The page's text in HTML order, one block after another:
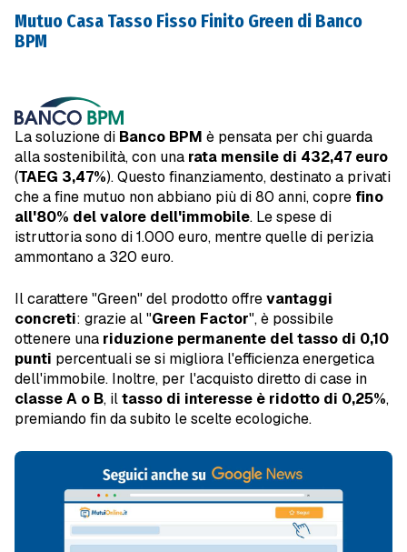
Mutuo Casa Tasso Fisso Finito Green di Banco
BPM
La soluzione di Banco BPM è pensata per chi guarda
alla sostenibilità, con una rata mensile di 432,47 euro
(TAEG 3,47%). Questo finanziamento, destinato a privati
che a fine mutuo non abbiano più di 80 anni, copre fino
all'80% del valore dell'immobile. Le spese di
istruttoria sono di 1.000 euro, mentre quelle di perizia
ammontano a 320 euro.
Il carattere "Green" del prodotto offrevantaggi
concreti: grazie al "Green Factor", è possibile
ottenere una riduzione permanente del tasso di 0,10
punti percentuali se si migliora l'efficienza energetica
dell'immobile. Inoltre, per l'acquisto diretto di case in
classe A o B, iltasso di interesse è ridotto di 0,25%,
premiando fin da subito le scelte ecologiche.